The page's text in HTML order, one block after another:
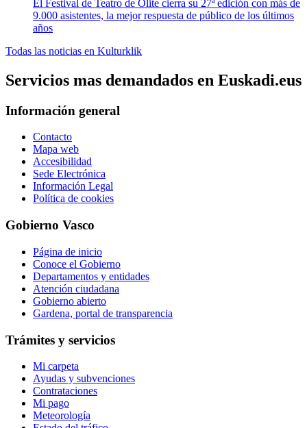
El Festival de Teatro de Olite cierra su 27ª edición con más de
9.000 asistentes, la mejor respuesta de público de los últimos
años
Todas las noticias en Kulturklik
Servicios mas demandados en Euskadi.eus
Información general
Contacto
Mapa web
Accesibilidad
Sede Electrónica
Información Legal
Política de cookies
Gobierno Vasco
Página de inicio
Conoce el Gobierno
Departamentos y entidades
Atención ciudadana
Gobierno abierto
Gardena, portal de transparencia
Trámites y servicios
Mi carpeta
Ayudas y subvenciones
Contrataciones
Mi pago
Meteorología